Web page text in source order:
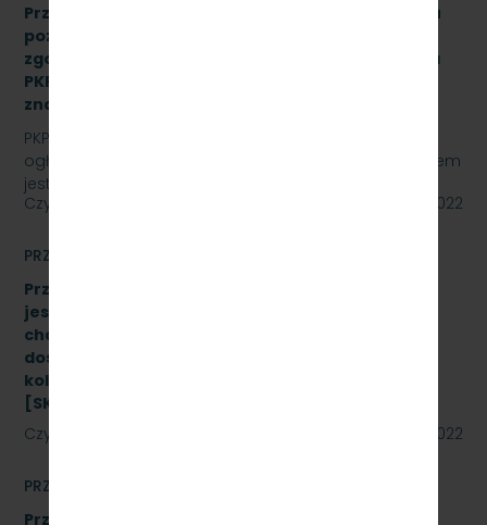
Przetarg nieograniczony na wykonanie przeglądu
poziomu utrzymania P4 drezyny DH.350.11 nr 16
zgodnie z Dokumentacją Systemu Utrzymania dla
PKP Szybka Kolej Miejska w Trójmieście Sp. z o.o.,
znak sprawy: SKMMU.086.24.22
PKP SZYBKA KOLEJ MIEJSKA W TRÓJMIEŚCIE Sp. z o.o.
ogłasza przetarg nieograniczony, którego przedmiotem
jest wykonanie przeglądu poziomu utrzymania P4…
Czytaj dalej
20 maja 2022
PRZETARGI
Przetarg nieograniczony, którego przedmiotem
jest Dostawę stanowiska do badania
charakterystyk zderzaków kolejowych oraz
dostawę fabrycznie nowych sprężarek do taboru
kolejowego- 10 szt. (dwa zadania)
[SKMMU.086.23.22]
Czytaj dalej
19 maja 2022
PRZETARGI
Przetarg nieograniczony na wymianę zestawów